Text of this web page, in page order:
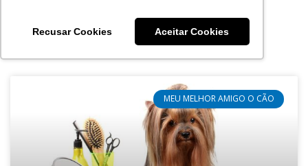
Recusar Cookies Aceitar Cookies
Blog
MEU MELHOR AMIGO O CÃO